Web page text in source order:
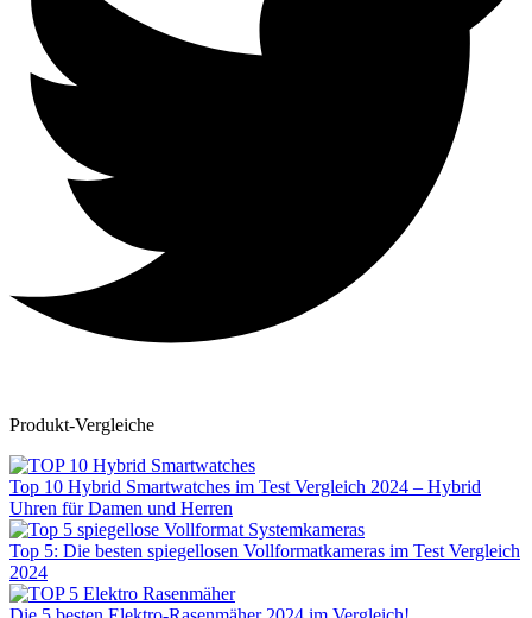
Produkt-Vergleiche
Top 10 Hybrid Smartwatches im Test Vergleich 2024 – Hybrid
Uhren für Damen und Herren
Top 5: Die besten spiegellosen Vollformatkameras im Test Vergleich
2024